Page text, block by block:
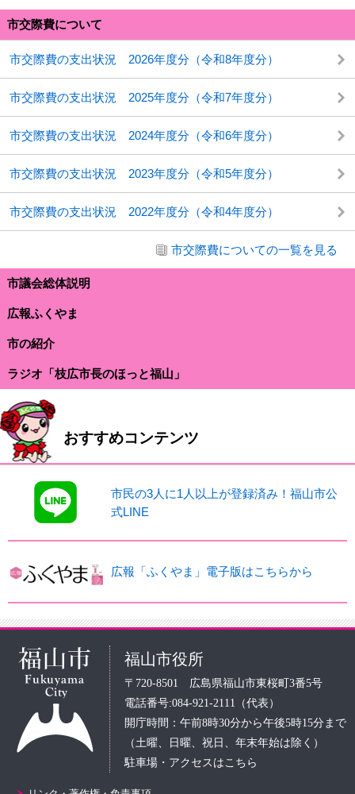
市交際費について
市交際費の支出状況 2026年度分（令和8年度分）
市交際費の支出状況 2025年度分（令和7年度分）
市交際費の支出状況 2024年度分（令和6年度分）
市交際費の支出状況 2023年度分（令和5年度分）
市交際費の支出状況 2022年度分（令和4年度分）
市交際費についての一覧を見る
市議会総体説明
広報ふくやま
市の紹介
ラジオ「枝広市長のほっと福山」
おすすめコンテンツ
市民の3人に1人以上が登録済み！福山市公
式LINE
広報「ふくやま」電子版はこちらから
福山市役所
〒720-8501 広島県福山市東桜町3番5号
電話番号:084-921-2111（代表）
開庁時間：午前8時30分から午後5時15分まで
（土曜、日曜、祝日、年末年始は除く）
駐車場・アクセスはこちら